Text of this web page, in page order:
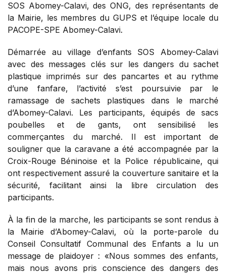
SOS Abomey-Calavi, des ONG, des représentants de
la Mairie, les membres du GUPS et l’équipe locale du
PACOPE-SPE Abomey-Calavi.
Démarrée au village d’enfants SOS Abomey-Calavi
avec des messages clés sur les dangers du sachet
plastique imprimés sur des pancartes et au rythme
d’une fanfare, l’activité s’est poursuivie par le
ramassage de sachets plastiques dans le marché
d’Abomey-Calavi. Les participants, équipés de sacs
poubelles et de gants, ont sensibilisé les
commerçantes du marché. Il est important de
souligner que la caravane a été accompagnée par la
Croix-Rouge Béninoise et la Police républicaine, qui
ont respectivement assuré la couverture sanitaire et la
sécurité, facilitant ainsi la libre circulation des
participants.
À la fin de la marche, les participants se sont rendus à
la Mairie d’Abomey-Calavi, où la porte-parole du
Conseil Consultatif Communal des Enfants a lu un
message de plaidoyer : «Nous sommes des enfants,
mais nous avons pris conscience des dangers des